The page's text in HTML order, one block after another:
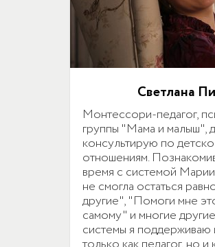
Светлана
Монтессори-педагог,
группы "Мама и малыш",
консультирую по
отношениям.
время с системой
не смогла остаться
другие", "Помоги мне
самому" и многие
системы я поддерживаю